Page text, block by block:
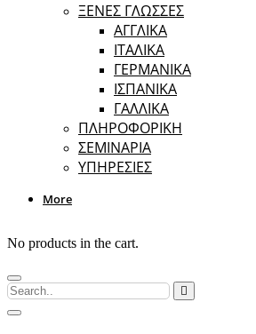
ΞΕΝΕΣ ΓΛΩΣΣΕΣ
ΑΓΓΛΙΚΑ
ΙΤΑΛΙΚΑ
ΓΕΡΜΑΝΙΚΑ
ΙΣΠΑΝΙΚΑ
ΓΑΛΛΙΚΑ
ΠΛΗΡΟΦΟΡΙΚΗ
ΣΕΜΙΝΑΡΙΑ
ΥΠΗΡΕΣΙΕΣ
More
No products in the cart.